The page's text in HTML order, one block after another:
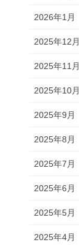
2026年1月
2025年12月
2025年11月
2025年10月
2025年9月
2025年8月
2025年7月
2025年6月
2025年5月
2025年4月